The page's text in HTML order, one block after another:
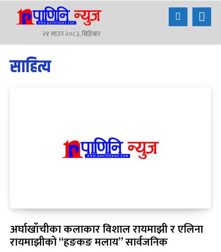
२१ साउन २०८३, बिहिबार
साहित्य
अर्घाखाँचीका कलाकार विशाल रायमाझी र एलिना
रायमाझीको “हङकङ मलाय” सार्वजनिक